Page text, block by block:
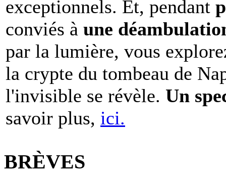
exceptionnels. Et, pendant
conviés à une
par la lumière, vous
la crypte du tombeau de
l'invisible se révèle. Un
savoir plus, ici.
BRÈVES